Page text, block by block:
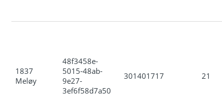
1837
Meløy
48f3458e-
5015-48ab-
9e27-
3ef6f58d7a50
301401717 21